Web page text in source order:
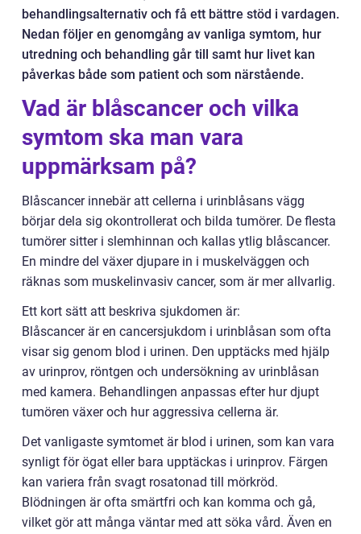
behandlingsalternativ och få ett bättre stöd i vardagen.
Nedan följer en genomgång av vanliga symtom, hur
utredning och behandling går till samt hur livet kan
påverkas både som patient och som närstående.
Vad är blåscancer och vilka
symtom ska man vara
uppmärksam på?
Blåscancer innebär att cellerna i urinblåsans vägg
börjar dela sig okontrollerat och bilda tumörer. De flesta
tumörer sitter i slemhinnan och kallas ytlig blåscancer.
En mindre del växer djupare in i muskelväggen och
räknas som muskelinvasiv cancer, som är mer allvarlig.
Ett kort sätt att beskriva sjukdomen är:
Blåscancer är en cancersjukdom i urinblåsan som ofta
visar sig genom blod i urinen. Den upptäcks med hjälp
av urinprov, röntgen och undersökning av urinblåsan
med kamera. Behandlingen anpassas efter hur djupt
tumören växer och hur aggressiva cellerna är.
Det vanligaste symtomet är blod i urinen, som kan vara
synligt för ögat eller bara upptäckas i urinprov. Färgen
kan variera från svagt rosatonad till mörkröd.
Blödningen är ofta smärtfri och kan komma och gå,
vilket gör att många väntar med att söka vård. Även en